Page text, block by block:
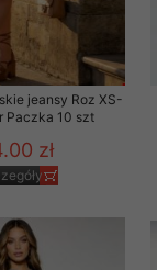
jeansy Roz XS-
Paczka 10 szt
zł